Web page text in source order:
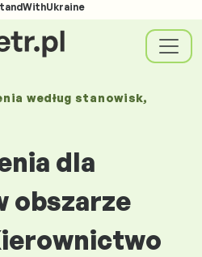
według stanowisk,
dla
obszarze